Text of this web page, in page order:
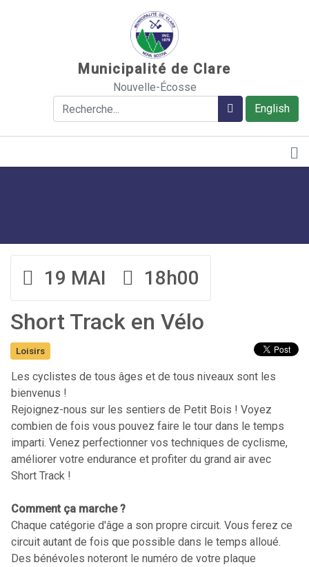
Municipalité de Clare
Nouvelle-Écosse
English
Rechercher Rechercher
19 MAI 18h00
Short Track en Vélo
Loisirs
Les cyclistes de tous âges et de tous niveaux sont les
bienvenus !
Rejoignez-nous sur les sentiers de Petit Bois ! Voyez
combien de fois vous pouvez faire le tour dans le temps
imparti. Venez perfectionner vos techniques de cyclisme,
améliorer votre endurance et profiter du grand air avec
Short Track !
Comment ça marche ?
Chaque catégorie d'âge a son propre circuit. Vous ferez ce
circuit autant de fois que possible dans le temps alloué.
Des bénévoles noteront le numéro de votre plaque